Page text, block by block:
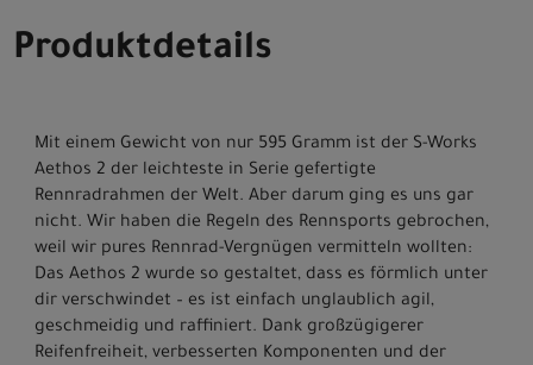
Produktdetails
Mit einem Gewicht von nur 595 Gramm ist der S-Works
Aethos 2 der leichteste in Serie gefertigte
Rennradrahmen der Welt. Aber darum ging es uns gar
nicht. Wir haben die Regeln des Rennsports gebrochen,
weil wir pures Rennrad-Vergnügen vermitteln wollten:
Das Aethos 2 wurde so gestaltet, dass es förmlich unter
dir verschwindet – es ist einfach unglaublich agil,
geschmeidig und raffiniert. Dank großzügigerer
Reifenfreiheit, verbesserten Komponenten und der